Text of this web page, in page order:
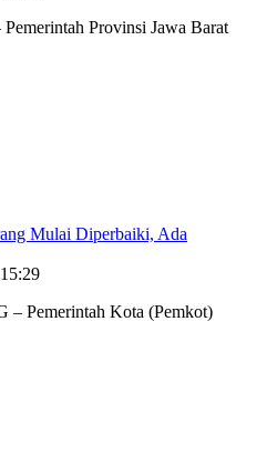
Provinsi Jawa Barat
Mulai Diperbaiki, Ada
– Pemerintah Kota (Pemkot)